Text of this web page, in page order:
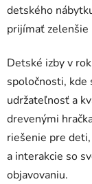
detského
prijímať zelenšie
Detské izby v
spoločnosti, kde
udržateľnosť a
drevenými
riešenie pre
a interakcie so
objavovaniu.